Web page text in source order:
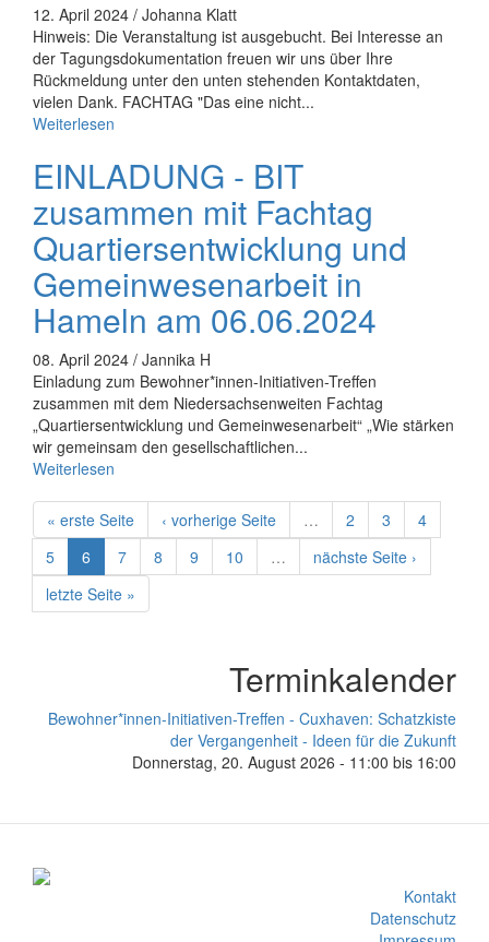
12. April 2024 / Johanna Klatt
Hinweis: Die Veranstaltung ist ausgebucht. Bei Interesse an
der Tagungsdokumentation freuen wir uns über Ihre
Rückmeldung unter den unten stehenden Kontaktdaten,
vielen Dank. FACHTAG "Das eine nicht...
Weiterlesen
EINLADUNG - BIT
zusammen mit Fachtag
Quartiersentwicklung und
Gemeinwesenarbeit in
Hameln am 06.06.2024
08. April 2024 / Jannika H
Einladung zum Bewohner*innen-Initiativen-Treffen
zusammen mit dem Niedersachsenweiten Fachtag
„Quartiersentwicklung und Gemeinwesenarbeit“ „Wie stärken
wir gemeinsam den gesellschaftlichen...
Weiterlesen
« erste Seite ‹ vorherige Seite … 2 3
4
5
6 7 8 9 10 …
nächste Seite ›
letzte Seite »
Terminkalender
Bewohner*innen-Initiativen-Treffen - Cuxhaven: Schatzkiste
der Vergangenheit - Ideen für die Zukunft
Donnerstag, 20. August 2026 - 11:00 bis 16:00
Kontakt
Datenschutz